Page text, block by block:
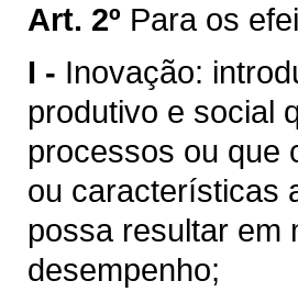
Art. 2º Para os
I - Inovação:
produtivo e social
processos ou que
ou características
possa resultar em
desempenho;